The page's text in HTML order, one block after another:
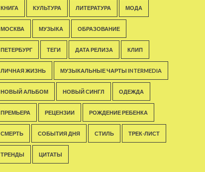
КНИГА КУЛЬТУРА ЛИТЕРАТУРА МОДА
МОСКВА МУЗЫКА ОБРАЗОВАНИЕ
ПЕТЕРБУРГ ТЕГИ ДАТА РЕЛИЗА КЛИП
ЛИЧНАЯ ЖИЗНЬ МУЗЫКАЛЬНЫЕ ЧАРТЫ INTERMEDIA
НОВЫЙ АЛЬБОМ НОВЫЙ СИНГЛ ОДЕЖДА
ПРЕМЬЕРА РЕЦЕНЗИИ РОЖДЕНИЕ РЕБЕНКА
СМЕРТЬ СОБЫТИЯ ДНЯ СТИЛЬ ТРЕК-ЛИСТ
ТРЕНДЫ ЦИТАТЫ